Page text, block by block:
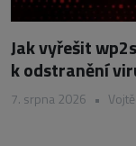
Jak vyřešit
k odstranění
7. srpna 2026 •